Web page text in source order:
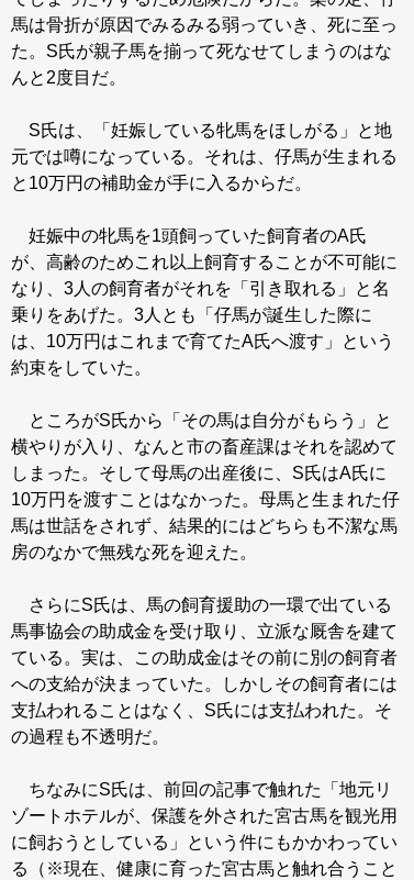
馬は骨折が原因でみるみる弱っていき、死に至っ
た。S氏が親子馬を揃って死なせてしまうのはな
んと2度目だ。
S氏は、「妊娠している牝馬をほしがる」と地
元では噂になっている。それは、仔馬が生まれる
と10万円の補助金が手に入るからだ。
妊娠中の牝馬を1頭飼っていた飼育者のA氏
が、高齢のためこれ以上飼育することが不可能に
なり、3人の飼育者がそれを「引き取れる」と名
乗りをあげた。3人とも「仔馬が誕生した際に
は、10万円はこれまで育てたA氏へ渡す」という
約束をしていた。
ところがS氏から「その馬は自分がもらう」と
横やりが入り、なんと市の畜産課はそれを認めて
しまった。そして母馬の出産後に、S氏はA氏に
10万円を渡すことはなかった。母馬と生まれた仔
馬は世話をされず、結果的にはどちらも不潔な馬
房のなかで無残な死を迎えた。
さらにS氏は、馬の飼育援助の一環で出ている
馬事協会の助成金を受け取り、立派な厩舎を建て
ている。実は、この助成金はその前に別の飼育者
への支給が決まっていた。しかしその飼育者には
支払われることはなく、S氏には支払われた。そ
の過程も不透明だ。
ちなみにS氏は、前回の記事で触れた「地元リ
ゾートホテルが、保護を外された宮古馬を観光用
に飼おうとしている」という件にもかかわってい
る（※現在、健康に育った宮古馬と触れ合うこと